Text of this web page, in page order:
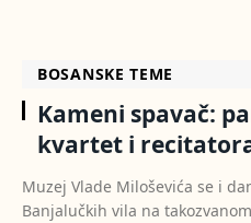
BOSANSKE TEME
Kameni spavač:
kvartet i
Muzej Vlade Miloševića se i
Banjalučkih vila na